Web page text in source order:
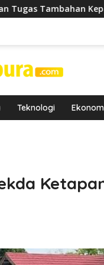
UPTD
Teknologi